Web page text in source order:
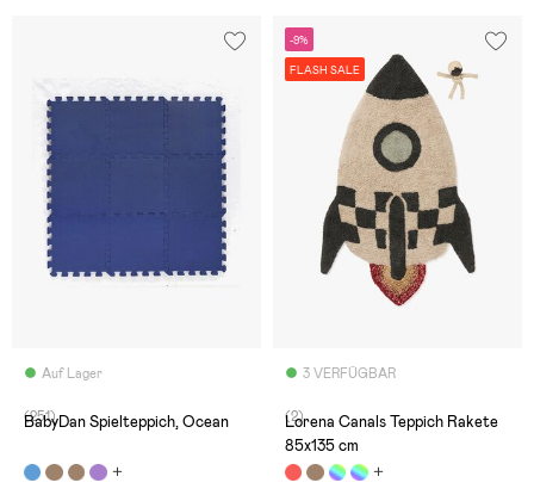
Auf Lager
(251)
BabyDan Spielteppich, Ocean
-9%
FLASH SALE
3 VERFÜGBAR
(2)
Lorena Canals Teppich Rakete
85x135 cm